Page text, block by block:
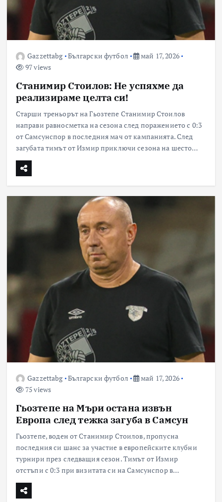
Gazzettabg Български футбол
май 17, 2026
97 views
Станимир Стоилов: Не успяхме да
реализираме целта си!
Старши треньорът на Гьозтепе Станимир Стоилов
направи равносметка на сезона след поражението с 0:3
от Самсунспор в последния мач от кампанията. След
загубата тимът от Измир приключи сезона на шесто…
Gazzettabg Български футбол
май 17, 2026
75 views
Гьозтепе на Мъри остана извън
Европа след тежка загуба в Самсун
Гьозтепе, воден от Станимир Стоилов, пропусна
последния си шанс за участие в европейските клубни
турнири през следващия сезон. Тимът от Измир
отстъпи с 0:3 при визитата си на Самсунспор в…